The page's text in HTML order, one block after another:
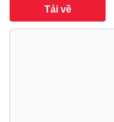
Tải về